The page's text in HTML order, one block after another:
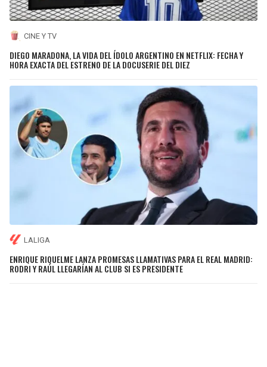
CINE Y TV
DIEGO MARADONA, LA VIDA DEL ÍDOLO ARGENTINO EN NETFLIX: FECHA Y
HORA EXACTA DEL ESTRENO DE LA DOCUSERIE DEL DIEZ
LALIGA
ENRIQUE RIQUELME LANZA PROMESAS LLAMATIVAS PARA EL REAL MADRID:
RODRI Y RAÚL LLEGARÍAN AL CLUB SI ES PRESIDENTE